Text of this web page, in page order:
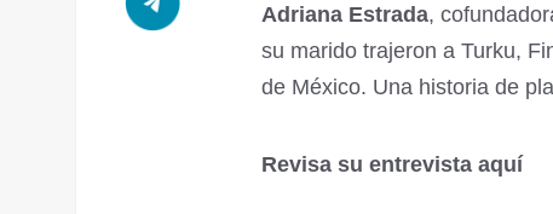
Adriana Estrada,
su marido trajeron a Turku,
de México. Una historia de
Revisa su entrevista aquí